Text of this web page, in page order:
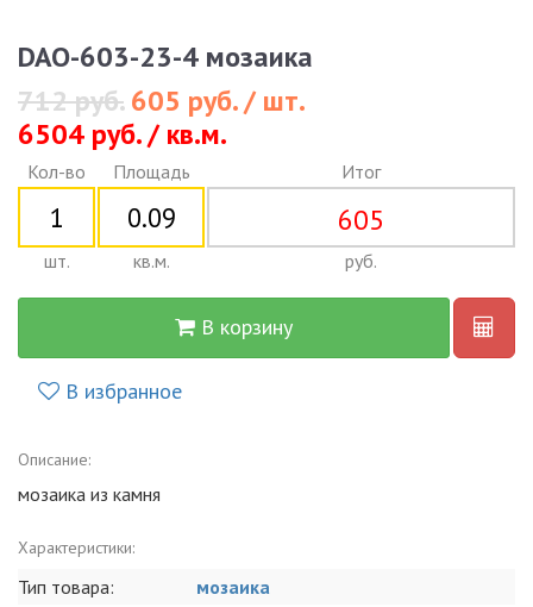
DAO-603-23-4 мозаика
712 руб.605 руб. / шт.
6504 руб. / кв.м.
Кол-во
шт.
Площадь
кв.м.
Итог
605
руб.
В корзину
В избранное
Описание:
мозаика из камня
Характеристики:
Тип товара:
мозаика